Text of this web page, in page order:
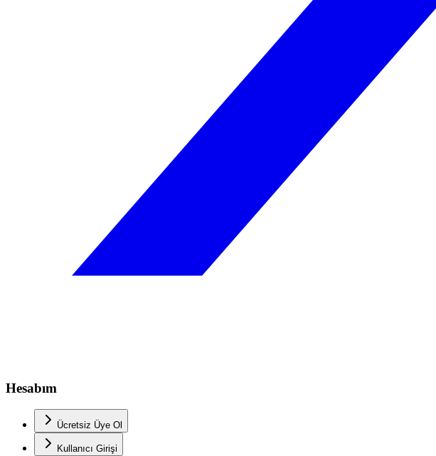
Hesabım
Ücretsiz Üye Ol
Kullanıcı Girişi